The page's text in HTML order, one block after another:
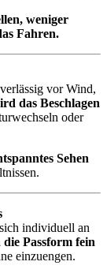
weniger
Fahren.
vor Wind,
das Beschlagen
oder
Sehen
individuell an
Passform fein
einzuengen.